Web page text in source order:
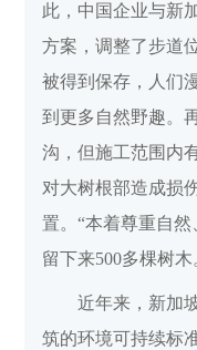
此，中国企业与新
方案，调整了步道
被得到保存，人们
到更多自然野趣。
沟，但施工范围内
对大树根部造成损
置。“本着尊重自
留下来500多棵树木
近年来，新加
筑的环境可持续标